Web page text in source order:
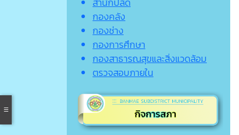
กองคลัง
กองช่าง
กองการศึกษา
กองสาธารณสุขและสิ่งแวดล้อม
ตรวจสอบภายใน